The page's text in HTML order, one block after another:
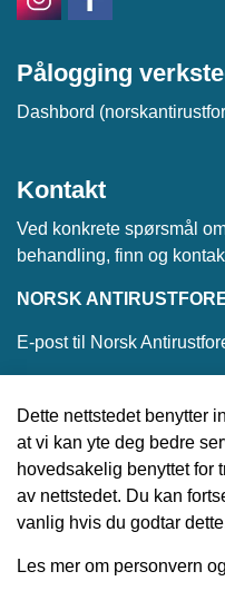
Pålogging
Dashbord
Kontakt
Ved konkrete spørsmål
behandling, finn og
NORSK
E-post til Norsk
© 2026 Norsk Antirustforening
Utviklet avUpday
Dette nettstedet benytter
at vi kan yte deg bedre
hovedsakelig benyttet for
av nettstedet. Du kan
vanlig hvis du godtar
Les mer om personvern